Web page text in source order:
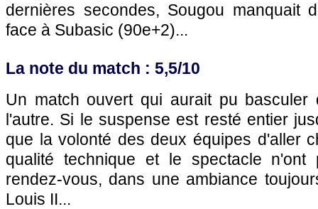
dernières secondes, Sougou manquait
face à Subasic (90e+2)...
La note du match : 5,5/10
Un match ouvert qui aurait pu basculer
l'autre. Si le suspense est resté entier
que la volonté des deux équipes d'aller
qualité technique et le spectacle
rendez-vous, dans une ambiance
Louis II...